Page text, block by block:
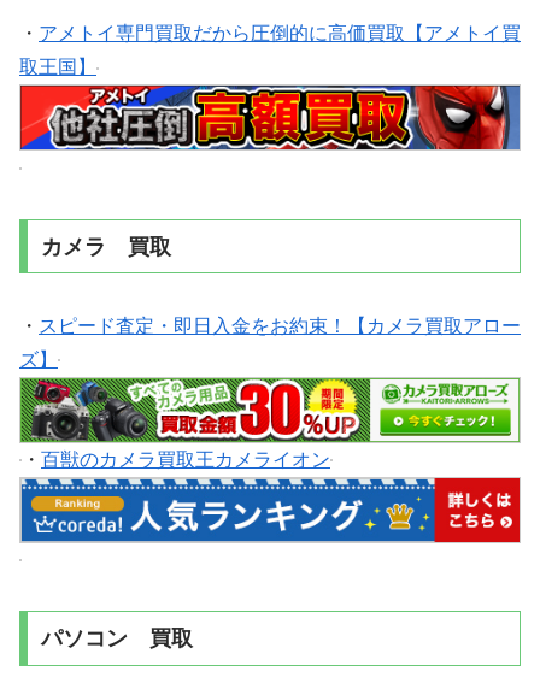
・ アメトイ専門買取だから圧倒的に高価買取【アメトイ買
取王国】
カメラ 買取
・ スピード査定・即日入金をお約束！【カメラ買取アロー
ズ】
・ 百獣のカメラ買取王カメライオン
パソコン 買取